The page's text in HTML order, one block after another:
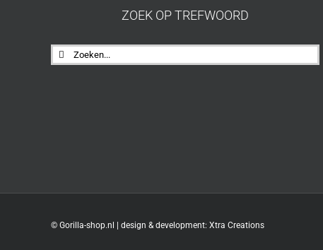
ZOEK OP TREFWOORD
Zoeken
naar:
© Gorilla-shop.nl | design & development: Xtra Creations